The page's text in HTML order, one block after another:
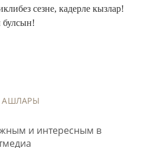
сезне, кадерле кызлар!
булсын!
АШЛАРЫ
и интересным в